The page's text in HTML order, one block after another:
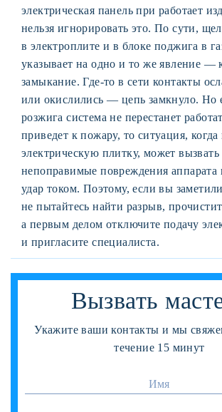
электрическая панель при работает
нельзя игнорировать это. По сути,
в электроплите и в блоке поджига в
указывает на одно и то же явление —
замыкание. Где-то в сети контакты
или окислились — цепь замкнуло. Но
розжига система не перестанет
приведет к пожару, то ситуация, когда
электрическую плитку, может вызвать
непоправимые повреждения
удар током. Поэтому, если вы
не пытайтесь найти разрыв,
а первым делом отключите подачу
и пригласите специалиста.
Вызвать
Укажите ваши контакты и мы
течение 15 минут